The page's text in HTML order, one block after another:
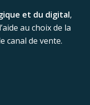
et du digital,
au choix de la
canal de vente.